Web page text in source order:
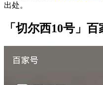
出处。
「切尔西10号」